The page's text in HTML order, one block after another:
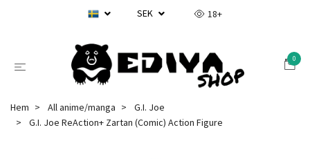
SEK 18+
0
Hem All anime/manga
G.I. Joe
G.I. Joe ReAction+ Zartan (Comic) Action Figure